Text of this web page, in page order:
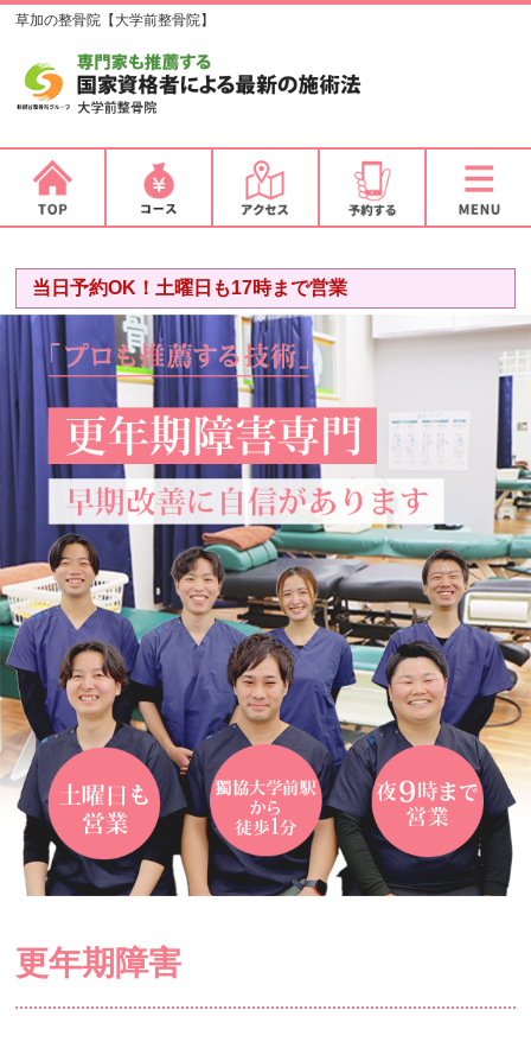
草加の整骨院【大学前整骨院】
当日予約OK！土曜日も17時まで営業
更年期障害